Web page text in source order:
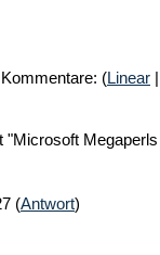
(Linear
"Microsoft
(Antwort)